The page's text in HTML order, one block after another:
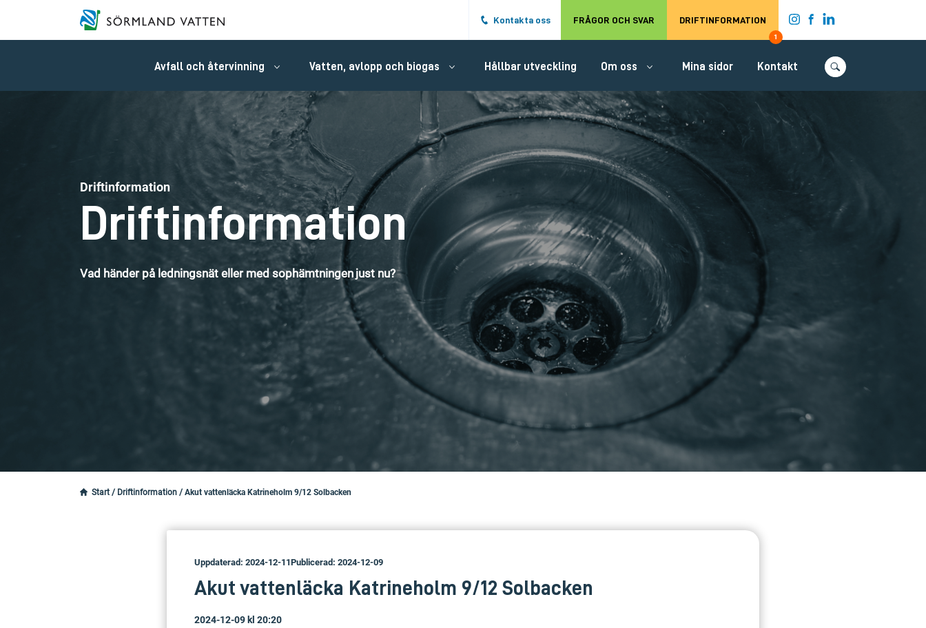
Hoppa till det huvudsakliga innehållet.
Kontakta oss FRÅGOR OCH SVAR DRIFTINFORMATION
1
Avfall och återvinning Vatten, avlopp och biogas Hållbar utveckling Om oss Mina sidor Kontakt
Driftinformation
Driftinformation
Vad händer på ledningsnät eller med sophämtningen just nu?
Start / Driftinformation / Akut vattenläcka Katrineholm 9/12 Solbacken
Uppdaterad: 2024-12-11Publicerad: 2024-12-09
Akut vattenläcka Katrineholm 9/12 Solbacken
2024-12-09 kl 20:20